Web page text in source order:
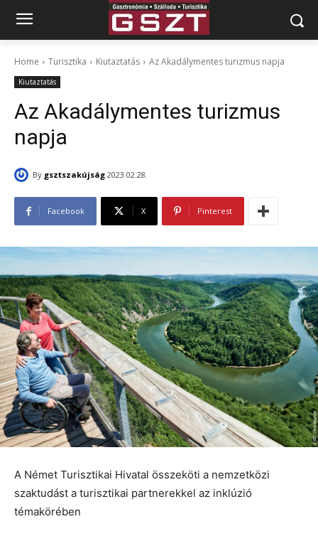
Home Turisztika Kiutaztatás Az Akadálymentes turizmus napja
Kiutaztatás
Az Akadálymentes turizmus
napja
By gsztszakújság 2023.02.28.
Facebook X Pinterest
A Német Turisztikai Hivatal összeköti a nemzetközi
szaktudást a turisztikai partnerekkel az inklúzió
témakörében